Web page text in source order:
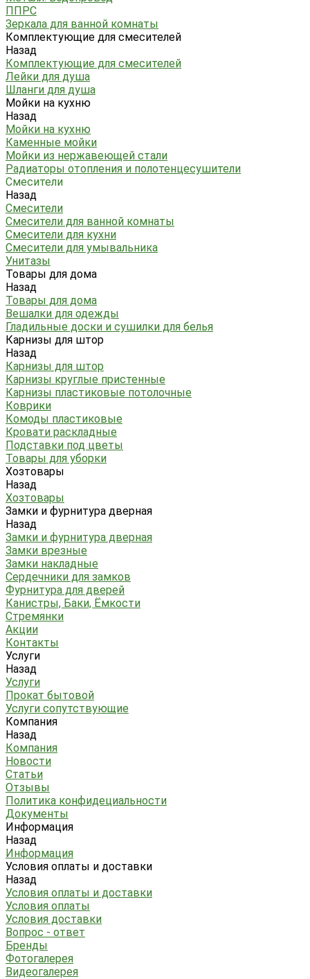
ППРС
Зеркала для ванной комнаты
Комплектующие для смесителей
Назад
Комплектующие для смесителей
Лейки для душа
Шланги для душа
Мойки на кухню
Назад
Мойки на кухню
Каменные мойки
Мойки из нержавеющей стали
Радиаторы отопления и полотенцесушители
Смесители
Назад
Смесители
Смесители для ванной комнаты
Смесители для кухни
Смесители для умывальника
Унитазы
Товары для дома
Назад
Товары для дома
Вешалки для одежды
Гладильные доски и сушилки для белья
Карнизы для штор
Назад
Карнизы для штор
Карнизы круглые пристенные
Карнизы пластиковые потолочные
Коврики
Комоды пластиковые
Кровати раскладные
Подставки под цветы
Товары для уборки
Хозтовары
Назад
Хозтовары
Замки и фурнитура дверная
Назад
Замки и фурнитура дверная
Замки врезные
Замки накладные
Сердечники для замков
Фурнитура для дверей
Канистры, Баки, Ёмкости
Стремянки
Акции
Контакты
Услуги
Назад
Услуги
Прокат бытовой
Услуги сопутствующие
Компания
Назад
Компания
Новости
Статьи
Отзывы
Политика конфидециальности
Документы
Информация
Назад
Информация
Условия оплаты и доставки
Назад
Условия оплаты и доставки
Условия оплаты
Условия доставки
Вопрос - ответ
Бренды
Фотогалерея
Видеогалерея